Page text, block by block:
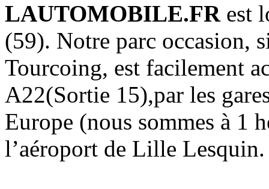
LAUTOMOBILE.FRest
(59). Notre parc occasion,
Tourcoing, est facilement
A22(Sortie 15),par les
Europe (nous sommes à 1
l’aéroport de Lille Lesquin.